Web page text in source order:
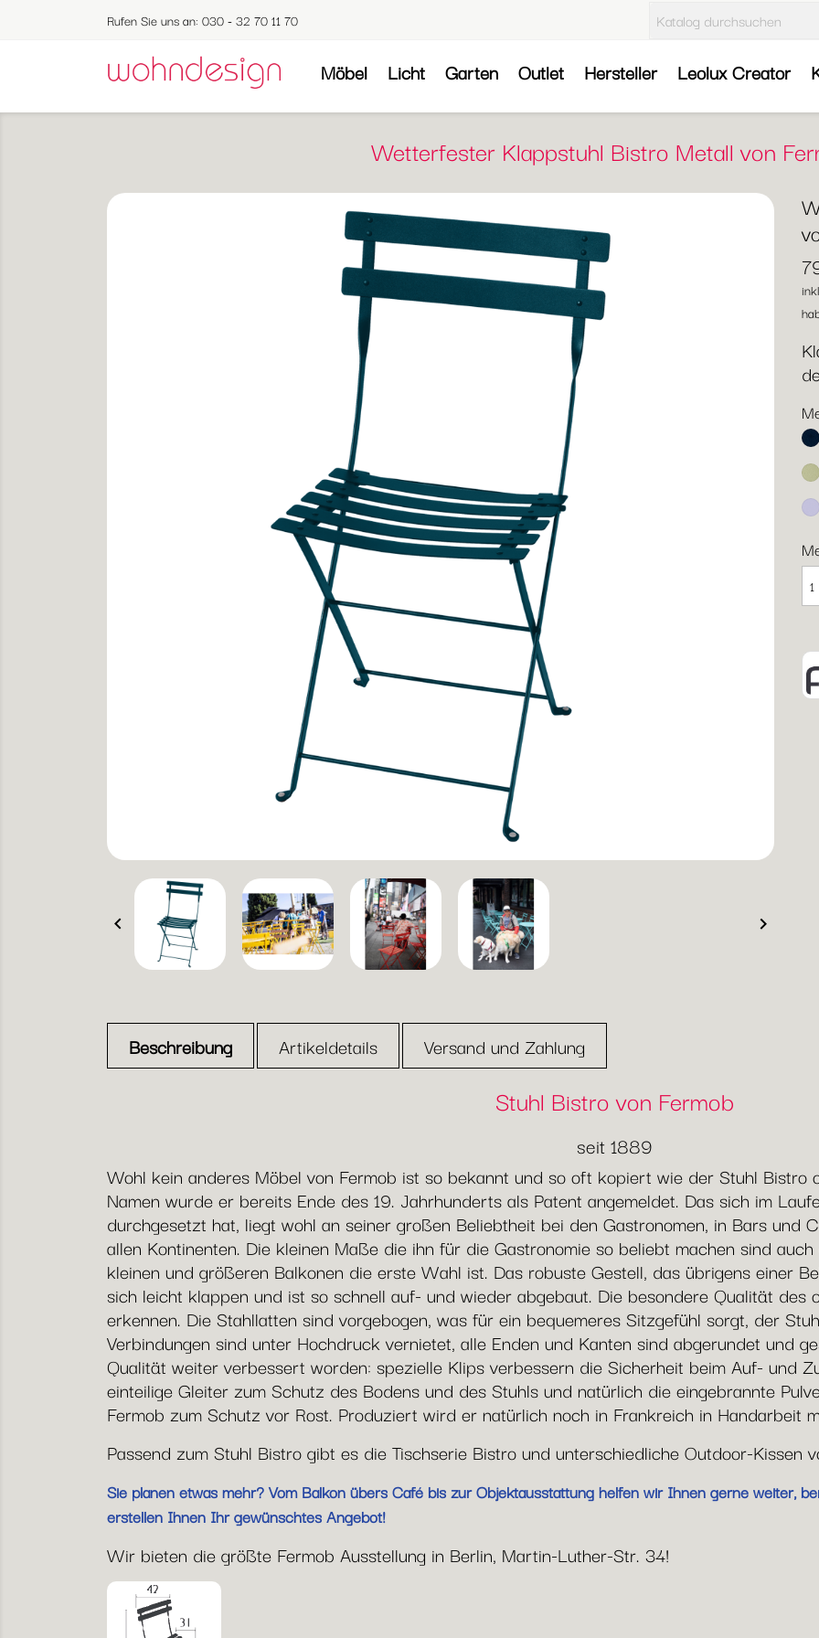
Rufen Sie uns an: 030 - 32 70 11 70
Möbel Licht Garten Outlet Hersteller Leolux Creator
Wetterfester Klappstuhl Bistro Metall von
 
Beschreibung Artikeldetails Versand und Zahlung
Stuhl Bistro von Fermob
seit 1889
Wohl kein anderes Möbel von Fermob ist so bekannt und so oft kopiert wie der Stuhl Bistro
Namen wurde er bereits Ende des 19. Jahrhunderts als Patent angemeldet. Das sich im
durchgesetzt hat, liegt wohl an seiner großen Beliebtheit bei den Gastronomen, in Bars und
allen Kontinenten. Die kleinen Maße die ihn für die Gastronomie so beliebt machen sind
kleinen und größeren Balkonen die erste Wahl ist. Das robuste Gestell, das übrigens einer
sich leicht klappen und ist so schnell auf- und wieder abgebaut. Die besondere Qualität des
erkennen. Die Stahllatten sind vorgebogen, was für ein bequemeres Sitzgefühl sorgt, der
Verbindungen sind unter Hochdruck vernietet, alle Enden und Kanten sind abgerundet und
Qualität weiter verbessert worden: spezielle Klips verbessern die Sicherheit beim Auf- und
einteilige Gleiter zum Schutz des Bodens und des Stuhls und natürlich die eingebrannte
Fermob zum Schutz vor Rost. Produziert wird er natürlich noch in Frankreich in Handarbeit
Passend zum Stuhl Bistro gibt es die Tischserie Bistro und unterschiedliche Outdoor-Kissen
Sie planen etwas mehr? Vom Balkon übers Café bis zur Objektausstattung helfen wir Ihnen gerne weiter,
erstellen Ihnen Ihr gewünschtes Angebot!
Wir bieten die größte Fermob Ausstellung in Berlin, Martin-Luther-Str. 34!